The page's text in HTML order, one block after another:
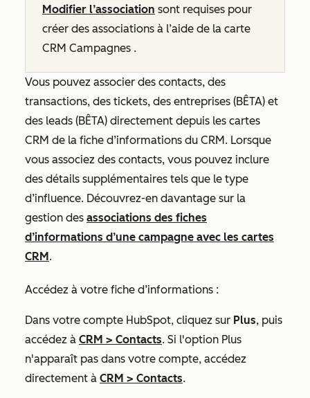
Modifier l’association sont requises pour
créer des associations à l’aide de la carte
CRM Campagnes .
Vous pouvez associer des contacts, des
transactions, des tickets, des entreprises (BÊTA) et
des leads (BÊTA) directement depuis les cartes
CRM de la fiche d’informations du CRM. Lorsque
vous associez des contacts, vous pouvez inclure
des détails supplémentaires tels que le type
d’influence. Découvrez-en davantage sur la
gestion des associations des fiches
d’informations d’une campagne avec les cartes
CRM.
Accédez à votre fiche d’informations :
Dans votre compte HubSpot, cliquez sur Plus, puis
accédez à CRM > Contacts. Si l'option Plus
n'apparaît pas dans votre compte, accédez
directement à CRM > Contacts.